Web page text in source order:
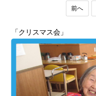
前へ
「クリスマス会」